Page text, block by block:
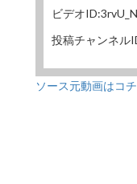
ビデオ
投稿チャンネル
ソース元動画はコ